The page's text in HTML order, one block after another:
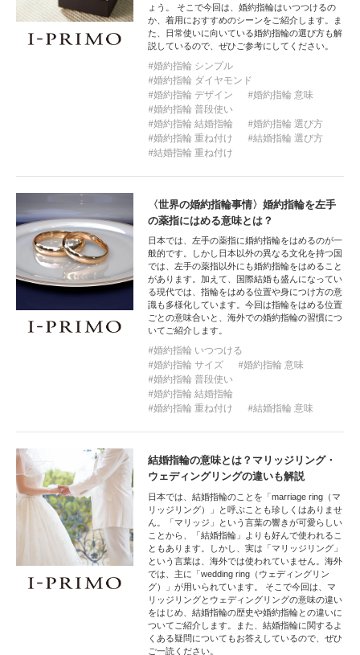
ょう。 そこで今回は、婚約指輪はいつつけるの
か、着用におすすめのシーンをご紹介します。ま
た、日常使いに向いている婚約指輪の選び方も解
説しているので、ぜひご参考にしてください。
婚約指輪 シンプル
婚約指輪 ダイヤモンド
婚約指輪 デザイン
婚約指輪 意味
婚約指輪 普段使い
婚約指輪 結婚指輪
婚約指輪 選び方
婚約指輪 重ね付け
結婚指輪 選び方
結婚指輪 重ね付け
〈世界の婚約指輪事情〉婚約指輪を左手
の薬指にはめる意味とは？
日本では、左手の薬指に婚約指輪をはめるのが一
般的です。しかし日本以外の異なる文化を持つ国
では、左手の薬指以外にも婚約指輪をはめること
があります。加えて、国際結婚も盛んになってい
る現代では、指輪をはめる位置や身につけ方の意
識も多様化しています。今回は指輪をはめる位置
ごとの意味合いと、海外での婚約指輪の習慣につ
いてご紹介します。
婚約指輪 いつつける
婚約指輪 サイズ
婚約指輪 意味
婚約指輪 普段使い
婚約指輪 結婚指輪
婚約指輪 重ね付け
結婚指輪 意味
結婚指輪の意味とは？マリッジリング・
ウェディングリングの違いも解説
日本では、結婚指輪のことを「marriage ring（マ
リッジリング）」と呼ぶことも珍しくはありませ
ん。「マリッジ」という言葉の響きが可愛らしい
ことから、「結婚指輪」よりも好んで使われるこ
ともあります。しかし、実は「マリッジリング」
という言葉は、海外では使われていません。海外
では、主に「wedding ring（ウェディングリン
グ）」が用いられています。 そこで今回は、マ
リッジリングとウェディングリングの意味の違い
をはじめ、結婚指輪の歴史や婚約指輪との違いに
ついてご紹介します。また、結婚指輪に関するよ
くある疑問についてもお答えしているので、ぜひ
ご一読ください。